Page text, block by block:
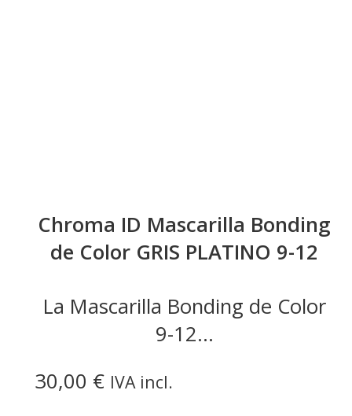
Chroma ID Mascarilla Bonding
de Color GRIS PLATINO 9-12
La Mascarilla Bonding de Color
9-12...
30,00 € IVA incl.